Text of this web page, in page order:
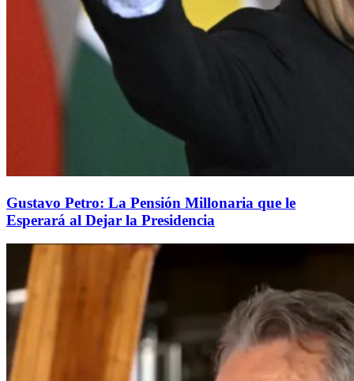
Gustavo Petro: La Pensión Millonaria que le
Esperará al Dejar la Presidencia